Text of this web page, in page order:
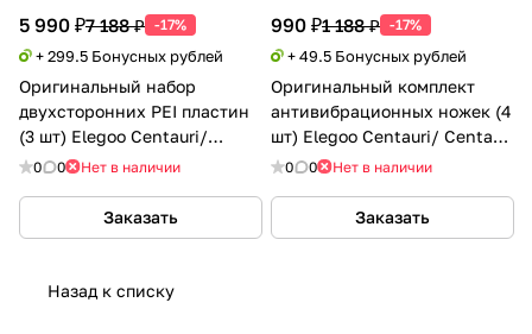
5 990 ₽7 188 ₽ -17%
+ 299.5 Бонусных рублей
Оригинальный набор
двухсторонних PEI пластин
(3 шт) Elegoo Centauri/
Centauri Carbon
0 0 Нет в наличии
Заказать
990 ₽1 188 ₽ -17%
+ 49.5 Бонусных рублей
Оригинальный комплект
антивибрационных ножек (4
шт) Elegoo Centauri/ Centauri
Carbon
0 0 Нет в наличии
Заказать
Назад к списку